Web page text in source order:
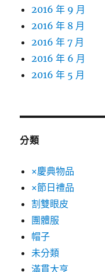
2016 年 9 月
2016 年 8 月
2016 年 7 月
2016 年 6 月
2016 年 5 月
分類
×慶典物品
×節日禮品
割雙眼皮
團體服
帽子
未分類
滿貫大亨